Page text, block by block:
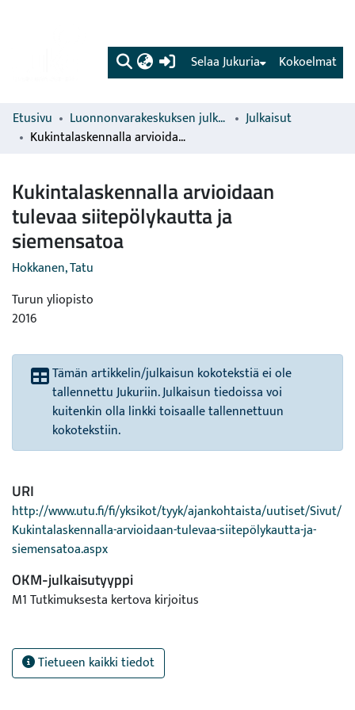
(current) Kokoelmat
Selaa Jukuria
Etusivu Luonnonvarakeskuksen julkaisut
Julkaisut
Kukintalaskennalla arvioidaan tulevaa siitepölykautta ja siemensatoa
Kukintalaskennalla arvioidaan
tulevaa siitepölykautta ja
siemensatoa
Hokkanen, Tatu
Turun yliopisto
2016
Tämän artikkelin/julkaisun kokotekstiä ei ole
tallennettu Jukuriin. Julkaisun tiedoissa voi
kuitenkin olla linkki toisaalle tallennettuun
kokotekstiin.
URI
http://www.utu.fi/fi/yksikot/tyyk/ajankohtaista/uutiset/Sivut/
Kukintalaskennalla-arvioidaan-tulevaa-siitepölykautta-ja-
siemensatoa.aspx
OKM-julkaisutyyppi
M1 Tutkimuksesta kertova kirjoitus
Tietueen kaikki tiedot